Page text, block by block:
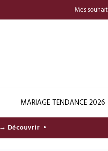
Mes
MARIAGE TENDANCE 2026
•